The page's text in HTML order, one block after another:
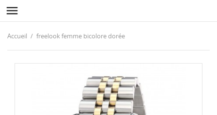

Accueil freelook femme bicolore dorée